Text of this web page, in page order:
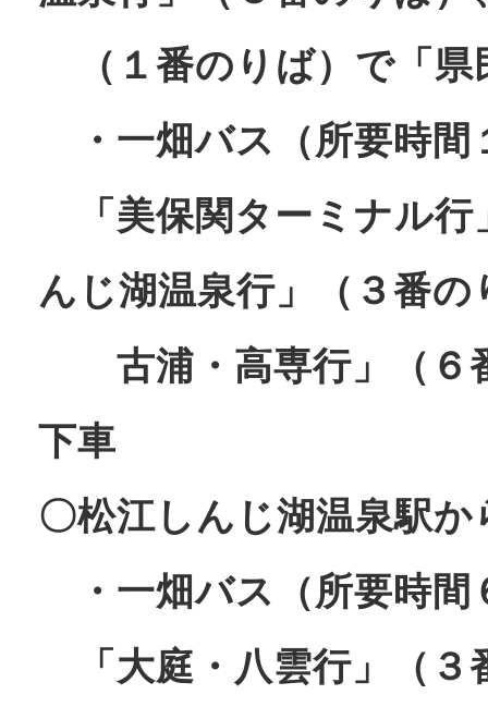
（１番のりば）で「県
・一畑バス（所要時間
「美保関ターミナル行
んじ湖温泉行」（３番
古浦・高専行」（６
下車
〇松江しんじ湖温泉駅か
・一畑バス（所要時間
「大庭・八雲行」（３